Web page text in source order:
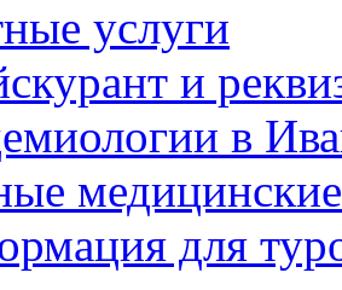
услуги
и
в
для